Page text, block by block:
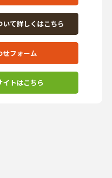
て詳しくはこちら
せフォーム
イトはこちら